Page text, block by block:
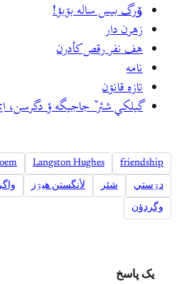
وٚرگ بيس ساله بۊبؤ!
زهرن دار
هف نفر رقص کأدرن
نامه
تازه قانۊن
گيلکي شئر ٚ جاجيگه ؤ دگرسن،
friendship
Langston Hughes
دۊستي شئر لأنگستن هیۊز
وگردؤن
یک پاسخ